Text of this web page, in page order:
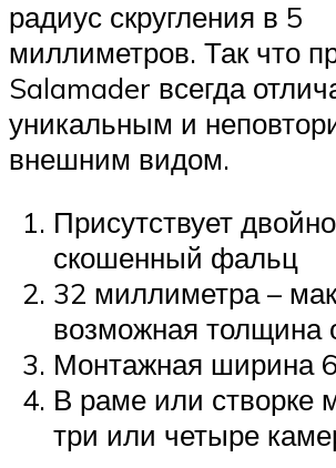
радиус скругления в 5
миллиметров. Так что
Salamader всегда
уникальным и
внешним видом.
Присутствует
скошенный фальц
32 миллиметра –
возможная толщина
Монтажная ширина
В раме или створке
три или четыре